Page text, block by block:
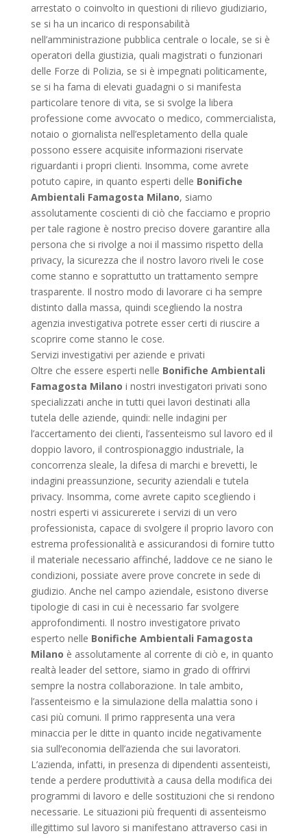
arrestato o coinvolto in questioni di rilievo giudiziario,
se si ha un incarico di responsabilità
nell’amministrazione pubblica centrale o locale, se si è
operatori della giustizia, quali magistrati o funzionari
delle Forze di Polizia, se si è impegnati politicamente,
se si ha fama di elevati guadagni o si manifesta
particolare tenore di vita, se si svolge la libera
professione come avvocato o medico, commercialista,
notaio o giornalista nell’espletamento della quale
possono essere acquisite informazioni riservate
riguardanti i propri clienti. Insomma, come avrete
potuto capire, in quanto esperti delle Bonifiche
Ambientali Famagosta Milano, siamo
assolutamente coscienti di ciò che facciamo e proprio
per tale ragione è nostro preciso dovere garantire alla
persona che si rivolge a noi il massimo rispetto della
privacy, la sicurezza che il nostro lavoro riveli le cose
come stanno e soprattutto un trattamento sempre
trasparente. Il nostro modo di lavorare ci ha sempre
distinto dalla massa, quindi scegliendo la nostra
agenzia investigativa potrete esser certi di riuscire a
scoprire come stanno le cose.
Servizi investigativi per aziende e privati
Oltre che essere esperti nelle Bonifiche Ambientali
Famagosta Milano i nostri investigatori privati sono
specializzati anche in tutti quei lavori destinati alla
tutela delle aziende, quindi: nelle indagini per
l’accertamento dei clienti, l’assenteismo sul lavoro ed il
doppio lavoro, il controspionaggio industriale, la
concorrenza sleale, la difesa di marchi e brevetti, le
indagini preassunzione, security aziendali e tutela
privacy. Insomma, come avrete capito scegliendo i
nostri esperti vi assicurerete i servizi di un vero
professionista, capace di svolgere il proprio lavoro con
estrema professionalità e assicurandosi di fornire tutto
il materiale necessario affinché, laddove ce ne siano le
condizioni, possiate avere prove concrete in sede di
giudizio. Anche nel campo aziendale, esistono diverse
tipologie di casi in cui è necessario far svolgere
approfondimenti. Il nostro investigatore privato
esperto nelle Bonifiche Ambientali Famagosta
Milano è assolutamente al corrente di ciò e, in quanto
realtà leader del settore, siamo in grado di offrirvi
sempre la nostra collaborazione. In tale ambito,
l’assenteismo e la simulazione della malattia sono i
casi più comuni. Il primo rappresenta una vera
minaccia per le ditte in quanto incide negativamente
sia sull’economia dell’azienda che sui lavoratori.
L’azienda, infatti, in presenza di dipendenti assenteisti,
tende a perdere produttività a causa della modifica dei
programmi di lavoro e delle sostituzioni che si rendono
necessarie. Le situazioni più frequenti di assenteismo
illegittimo sul lavoro si manifestano attraverso casi in